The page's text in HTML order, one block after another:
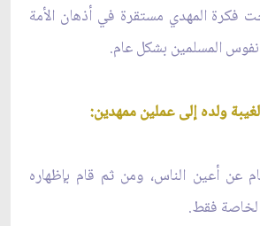
فكرة المهدي مستقرة في أذهان الأمة
المسلمين بشكل عام.
ولده إلى عملين ممهدين:
عن أعين الناس، ومن ثم قام بإظهاره
فقط.